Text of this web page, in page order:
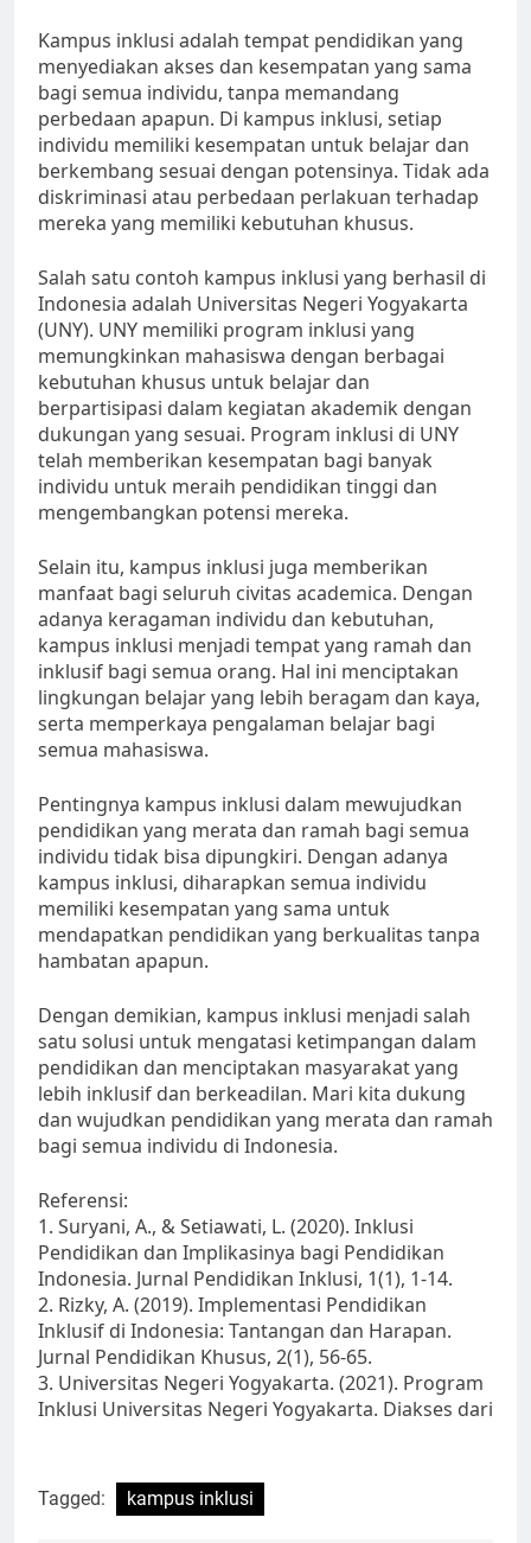
Kampus inklusi adalah tempat pendidikan yang
menyediakan akses dan kesempatan yang sama
bagi semua individu, tanpa memandang
perbedaan apapun. Di kampus inklusi, setiap
individu memiliki kesempatan untuk belajar dan
berkembang sesuai dengan potensinya. Tidak ada
diskriminasi atau perbedaan perlakuan terhadap
mereka yang memiliki kebutuhan khusus.
Salah satu contoh kampus inklusi yang berhasil di
Indonesia adalah Universitas Negeri Yogyakarta
(UNY). UNY memiliki program inklusi yang
memungkinkan mahasiswa dengan berbagai
kebutuhan khusus untuk belajar dan
berpartisipasi dalam kegiatan akademik dengan
dukungan yang sesuai. Program inklusi di UNY
telah memberikan kesempatan bagi banyak
individu untuk meraih pendidikan tinggi dan
mengembangkan potensi mereka.
Selain itu, kampus inklusi juga memberikan
manfaat bagi seluruh civitas academica. Dengan
adanya keragaman individu dan kebutuhan,
kampus inklusi menjadi tempat yang ramah dan
inklusif bagi semua orang. Hal ini menciptakan
lingkungan belajar yang lebih beragam dan kaya,
serta memperkaya pengalaman belajar bagi
semua mahasiswa.
Pentingnya kampus inklusi dalam mewujudkan
pendidikan yang merata dan ramah bagi semua
individu tidak bisa dipungkiri. Dengan adanya
kampus inklusi, diharapkan semua individu
memiliki kesempatan yang sama untuk
mendapatkan pendidikan yang berkualitas tanpa
hambatan apapun.
Dengan demikian, kampus inklusi menjadi salah
satu solusi untuk mengatasi ketimpangan dalam
pendidikan dan menciptakan masyarakat yang
lebih inklusif dan berkeadilan. Mari kita dukung
dan wujudkan pendidikan yang merata dan ramah
bagi semua individu di Indonesia.
Referensi:
1. Suryani, A., & Setiawati, L. (2020). Inklusi
Pendidikan dan Implikasinya bagi Pendidikan
Indonesia. Jurnal Pendidikan Inklusi, 1(1), 1-14.
2. Rizky, A. (2019). Implementasi Pendidikan
Inklusif di Indonesia: Tantangan dan Harapan.
Jurnal Pendidikan Khusus, 2(1), 56-65.
3. Universitas Negeri Yogyakarta. (2021). Program
Inklusi Universitas Negeri Yogyakarta. Diakses dari
Tagged: kampus inklusi